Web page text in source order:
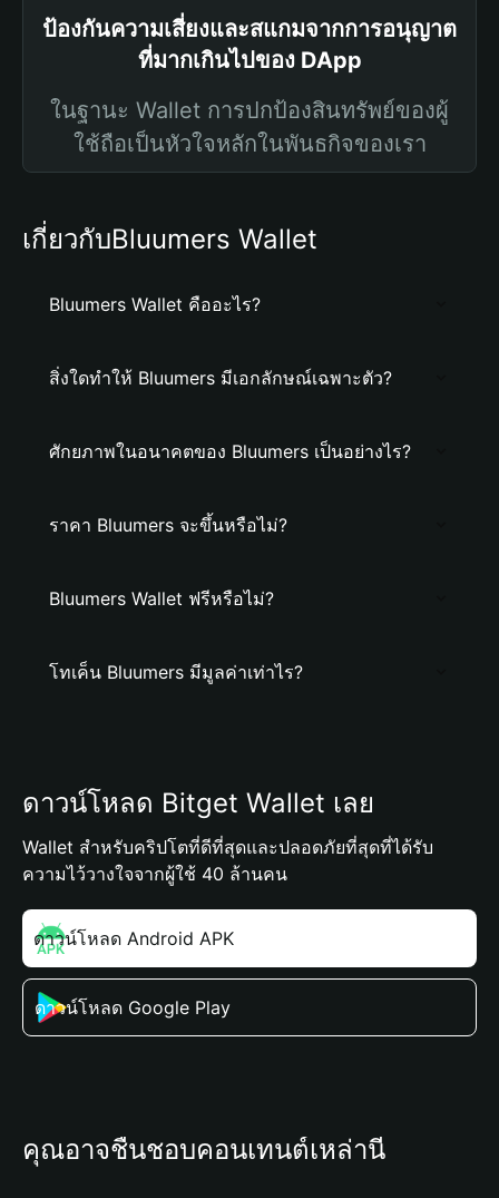
ป้องกันความเสี่ยงและสแกมจากการอนุญาต
ที่มากเกินไปของ DApp
ในฐานะ Wallet การปกป้องสินทรัพย์ของผู้
ใช้ถือเป็นหัวใจหลักในพันธกิจของเรา
เกี่ยวกับBluumers Wallet
Bluumers Wallet คืออะไร?
สิ่งใดทำให้ Bluumers มีเอกลักษณ์เฉพาะตัว?
ศักยภาพในอนาคตของ Bluumers เป็นอย่างไร?
ราคา Bluumers จะขึ้นหรือไม่?
Bluumers Wallet ฟรีหรือไม่?
โทเค็น Bluumers มีมูลค่าเท่าไร?
ดาวน์โหลด Bitget Wallet เลย
Wallet สำหรับคริปโตที่ดีที่สุดและปลอดภัยที่สุดที่ได้รับ
ความไว้วางใจจากผู้ใช้ 40 ล้านคน
ดาวน์โหลด Android APK
ดาวน์โหลด Google Play
คุณอาจชื่นชอบคอนเทนต์เหล่านี้